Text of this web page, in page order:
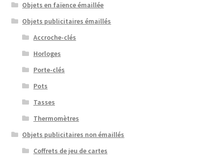
Objets en faïence émaillée
Objets publicitaires émaillés
Accroche-clés
Horloges
Porte-clés
Pots
Tasses
Thermomètres
Objets publicitaires non émaillés
Coffrets de jeu de cartes